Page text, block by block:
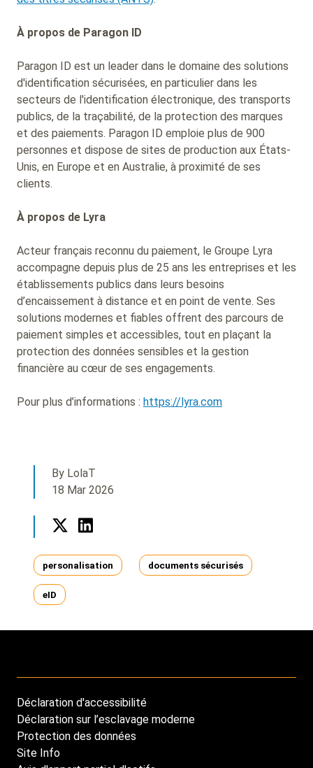
By LolaT
18 Mar 2026
Tags
personalisation documents sécurisés
eID
À propos de Paragon ID
Paragon ID est un leader dans le domaine des solutions
d'identification sécurisées, en particulier dans les
secteurs de l'identification électronique, des transports
publics, de la traçabilité, de la protection des marques
et des paiements. Paragon ID emploie plus de 900
personnes et dispose de sites de production aux États-
Unis, en Europe et en Australie, à proximité de ses
clients.
À propos de Lyra
Acteur français reconnu du paiement, le Groupe Lyra
accompagne depuis plus de 25 ans les entreprises et les
établissements publics dans leurs besoins
d’encaissement à distance et en point de vente. Ses
solutions modernes et fiables offrent des parcours de
paiement simples et accessibles, tout en plaçant la
protection des données sensibles et la gestion
financière au cœur de ses engagements.
Pour plus d’informations : https://lyra.com
Footer
menu
Déclaration d'accessibilité
Déclaration sur l’esclavage moderne
Protection des données
Site Info